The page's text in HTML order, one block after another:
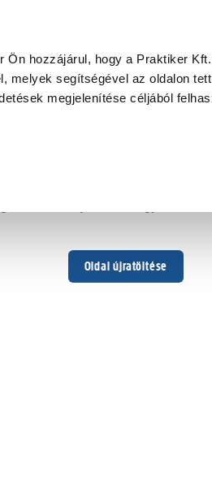
Ön hozzájárul, hogy a Praktiker
melyek segítségével az oldalon
megjelenítése céljából
Oldal újratöltése